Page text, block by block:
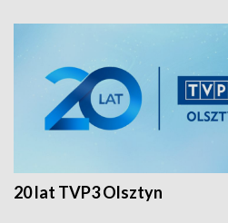
20 lat TVP3 Olsztyn